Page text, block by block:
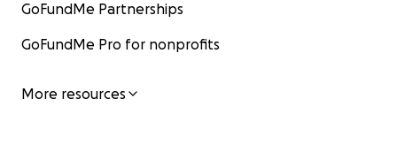
GoFundMe Partnerships
GoFundMe Pro for nonprofits
More resources